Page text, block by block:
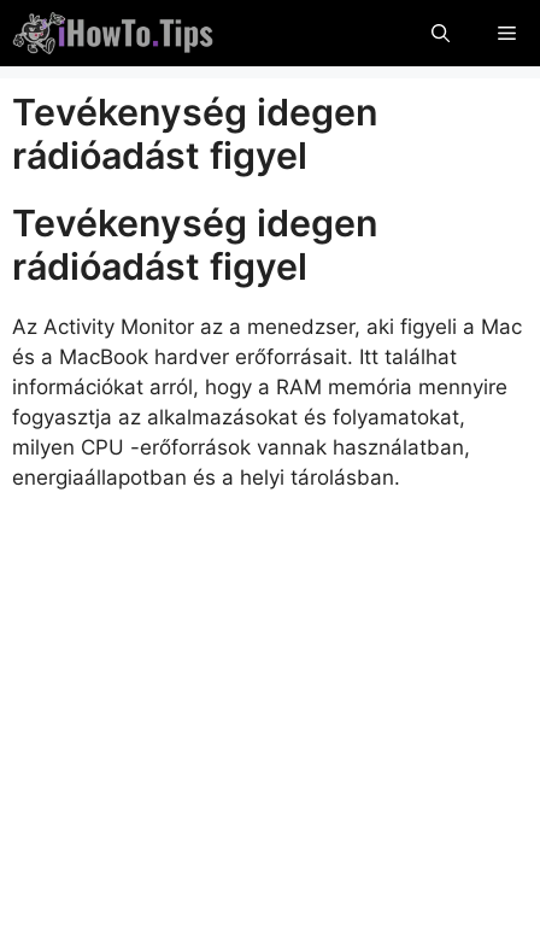
Ugorjon
tartalomra
Tevékenység idegen
rádióadást figyel
Tevékenység idegen
rádióadást figyel
Az Activity Monitor az a menedzser, aki figyeli a Mac
és a MacBook hardver erőforrásait. Itt találhat
információkat arról, hogy a RAM memória mennyire
fogyasztja az alkalmazásokat és folyamatokat,
milyen CPU -erőforrások vannak használatban,
energiaállapotban és a helyi tárolásban.